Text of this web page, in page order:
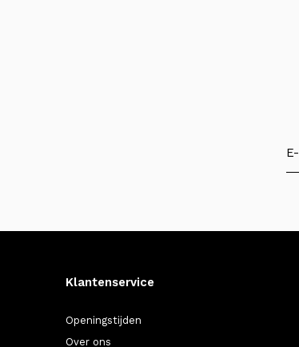
Klantenservice
Openingstijden
Over ons